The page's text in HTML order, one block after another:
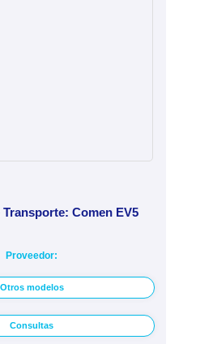
Comen EV5
Proveedor:
Otros modelos
Consultas